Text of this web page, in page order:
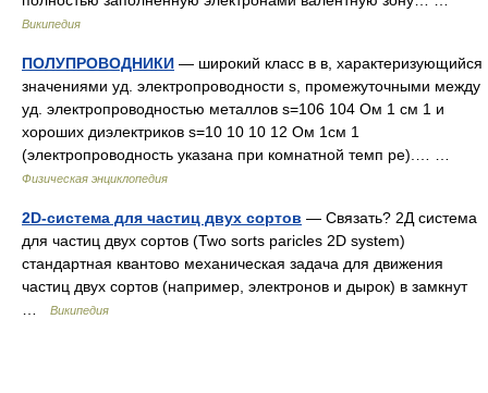
Википедия
ПОЛУПРОВОДНИКИ — широкий класс в в, характеризующийся
значениями уд. электропроводности s, промежуточными между
уд. электропроводностью металлов s=106 104 Ом 1 см 1 и
хороших диэлектриков s=10 10 10 12 Ом 1см 1
(электропроводность указана при комнатной темп ре).… …
Физическая энциклопедия
2D-система для частиц двух сортов — Связать? 2Д система
для частиц двух сортов (Two sorts paricles 2D system)
стандартная квантово механическая задача для движения
частиц двух сортов (например, электронов и дырок) в замкнут
Википедия